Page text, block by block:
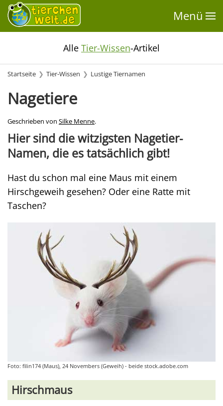
Menü
Alle Tier-Wissen-Artikel
Startseite Tier-Wissen Lustige Tiernamen
Nagetiere
Geschrieben von Silke Menne.
Hier sind die witzigsten Nagetier-
Namen, die es tatsächlich gibt!
Hast du schon mal eine Maus mit einem
Hirschgeweih gesehen? Oder eine Ratte mit
Taschen?
Foto: filin174 (Maus), 24 Novembers (Geweih) - beide stock.adobe.com
Hirschmaus